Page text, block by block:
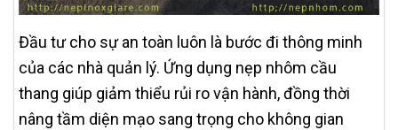
Đầu tư cho sự an toàn luôn là bước đi thông minh
của các nhà quản lý. Ứng dụng nẹp nhôm cầu
thang giúp giảm thiểu rủi ro vận hành, đồng thời
nâng tầm diện mạo sang trọng cho không gian